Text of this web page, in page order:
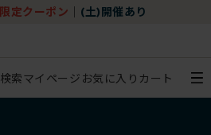
限定クーポン (土)開催あり
検索マイページ お気に入り カート